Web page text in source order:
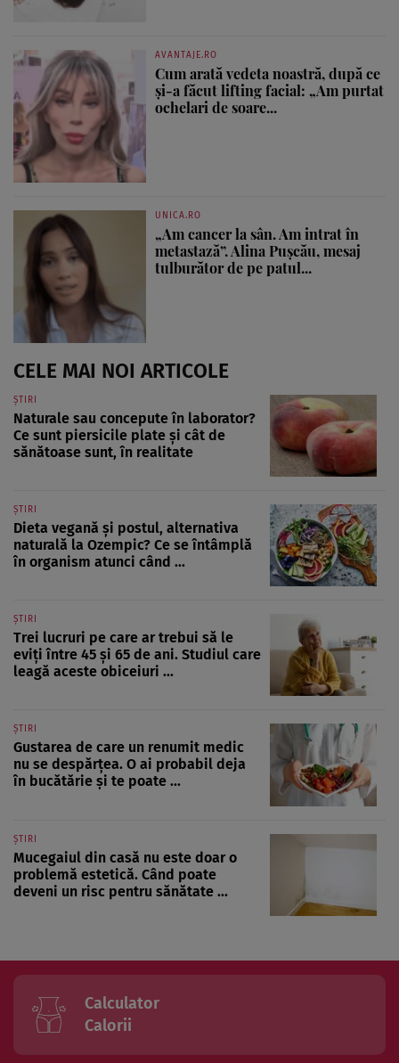
AVANTAJE.RO
Cum arată vedeta noastră, după ce
și-a făcut lifting facial: „Am purtat
ochelari de soare...
UNICA.RO
„Am cancer la sân. Am intrat în
metastază”. Alina Pușcău, mesaj
tulburător de pe patul...
CELE MAI NOI ARTICOLE
ȘTIRI
Naturale sau concepute în laborator?
Ce sunt piersicile plate și cât de
sănătoase sunt, în realitate
ȘTIRI
Dieta vegană și postul, alternativa
naturală la Ozempic? Ce se întâmplă
în organism atunci când ...
ȘTIRI
Trei lucruri pe care ar trebui să le
eviți între 45 și 65 de ani. Studiul care
leagă aceste obiceiuri ...
ȘTIRI
Gustarea de care un renumit medic
nu se despărțea. O ai probabil deja
în bucătărie și te poate ...
ȘTIRI
Mucegaiul din casă nu este doar o
problemă estetică. Când poate
deveni un risc pentru sănătate ...
Calculator
Calorii